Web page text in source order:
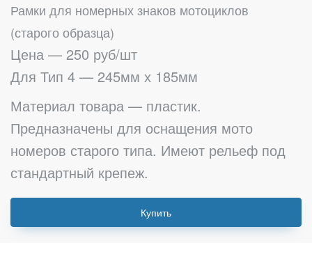
Рамки для номерных знаков мотоциклов
(старого образца)
Цена — 250 руб/шт
Для Тип 4 — 245мм х 185мм
Материал товара — пластик.
Предназначены для оснащения мото
номеров старого типа. Имеют рельеф под
стандартный крепеж.
Купить